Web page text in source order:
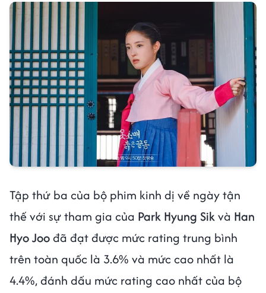
Tập thứ ba của bộ phim kinh dị về ngày tận
thế với sự tham gia của Park Hyung Sikvà Han
Hyo Joođã đạt được mức rating trung bình
trên toàn quốc là 3.6% và mức cao nhất là
4.4%, đánh dấu mức rating cao nhất của bộ